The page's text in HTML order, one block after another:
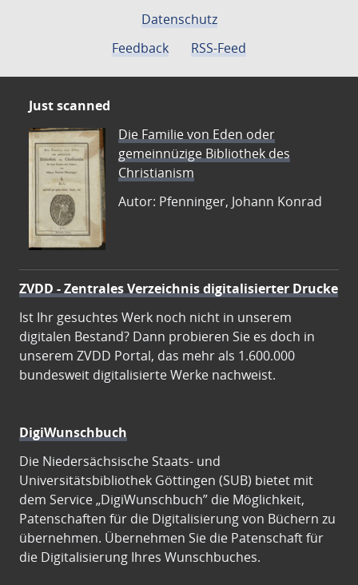
Datenschutz
Feedback
RSS-Feed
Just scanned
Die Familie von Eden oder
gemeinnüzige Bibliothek des
Christianism
Autor: Pfenninger, Johann Konrad
ZVDD - Zentrales Verzeichnis digitalisierter Drucke
Ist Ihr gesuchtes Werk noch nicht in unserem
digitalen Bestand? Dann probieren Sie es doch in
unserem ZVDD Portal, das mehr als 1.600.000
bundesweit digitalisierte Werke nachweist.
DigiWunschbuch
Die Niedersächsische Staats- und
Universitätsbibliothek Göttingen (SUB) bietet mit
dem Service „DigiWunschbuch” die Möglichkeit,
Patenschaften für die Digitalisierung von Büchern zu
übernehmen. Übernehmen Sie die Patenschaft für
die Digitalisierung Ihres Wunschbuches.